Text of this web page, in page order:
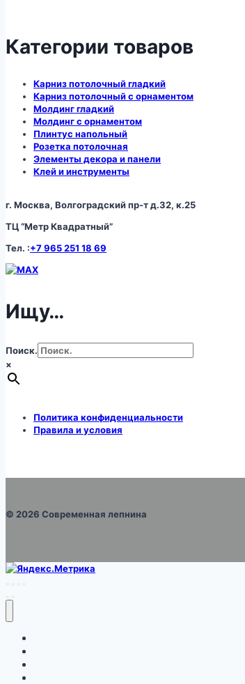
Категории товаров
Карниз потолочный гладкий
Карниз потолочный с орнаментом
Молдинг гладкий
Молдинг с орнаментом
Плинтус напольный
Розетка потолочная
Элементы декора и панели
Клей и инструменты
г. Москва, Волгоградский пр-т д.32, к.25
ТЦ “Метр Квадратный”
Тел. :+7 965 251 18 69
Ищу…
Поиск.
×
Политика конфиденциальности
Правила и условия
© 2026 Современная лепнина